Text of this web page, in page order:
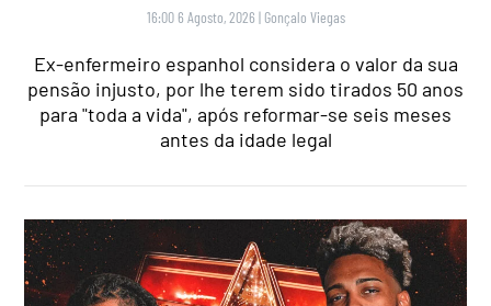
16:00 6 Agosto, 2026 | Gonçalo Viegas
Ex-enfermeiro espanhol considera o valor da sua
pensão injusto, por lhe terem sido tirados 50 anos
para "toda a vida", após reformar-se seis meses
antes da idade legal